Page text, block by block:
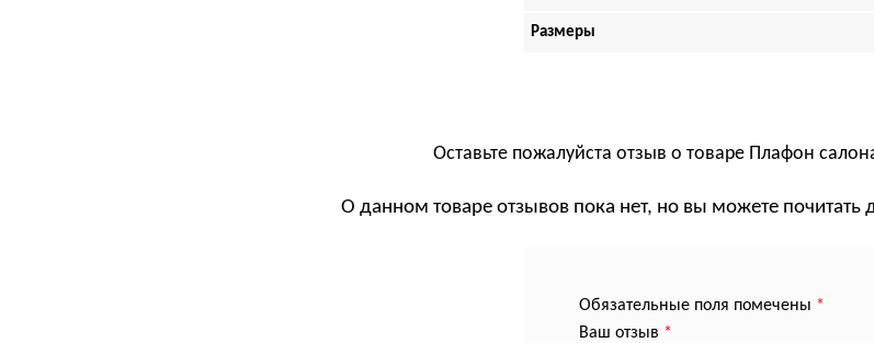
Размеры
Оставьте пожалуйста отзыв о товаре Плафон
О данном товаре отзывов пока нет, но вы можете почитать
Обязательные поля помечены *
Ваш отзыв *